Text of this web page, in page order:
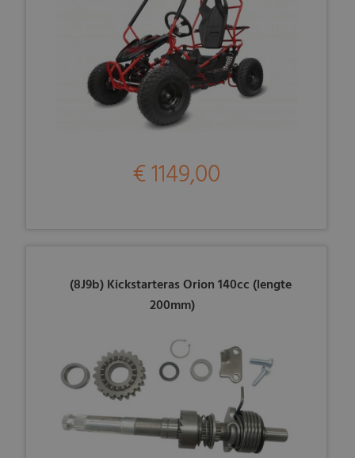
€ 1149,00
(8J9b) Kickstarteras Orion 140cc (lengte
200mm)